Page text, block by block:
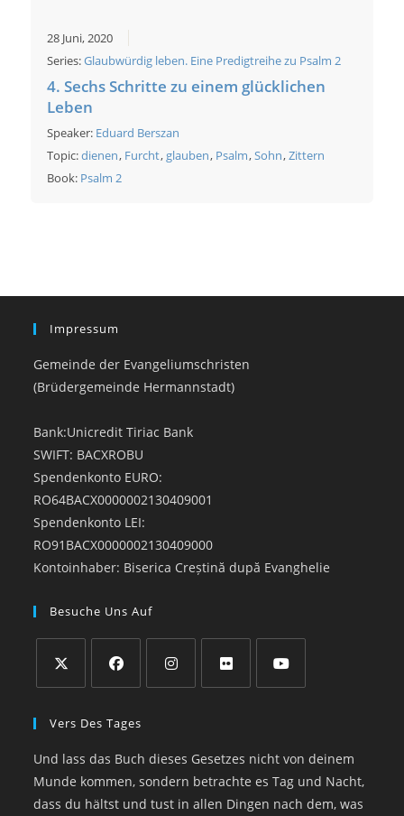
28 Juni, 2020
Series:Glaubwürdig leben. Eine Predigtreihe zu Psalm 2
4. Sechs Schritte zu einem glücklichen
Leben
Speaker: Eduard Berszan
Topic:dienen, Furcht, glauben, Psalm,Sohn,Zittern
Book: Psalm 2
Impressum
Gemeinde der Evangeliumschristen
(Brüdergemeinde Hermannstadt)
Bank:Unicredit Tiriac Bank
SWIFT: BACXROBU
Spendenkonto EURO:
RO64BACX0000002130409001
Spendenkonto LEI:
RO91BACX0000002130409000
Kontoinhaber: Biserica Creștină după Evanghelie
Besuche Uns Auf
in
new
tab
in
new
tab
new
tab
new
tab
new
tab
Vers Des Tages
Und lass das Buch dieses Gesetzes nicht von deinem
Munde kommen, sondern betrachte es Tag und Nacht,
dass du hältst und tust in allen Dingen nach dem, was